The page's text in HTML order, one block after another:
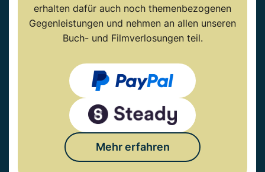
erhalten dafür auch noch themenbezogenen
Gegenleistungen und nehmen an allen unseren
Buch- und Filmverlosungen teil.
Mehr erfahren